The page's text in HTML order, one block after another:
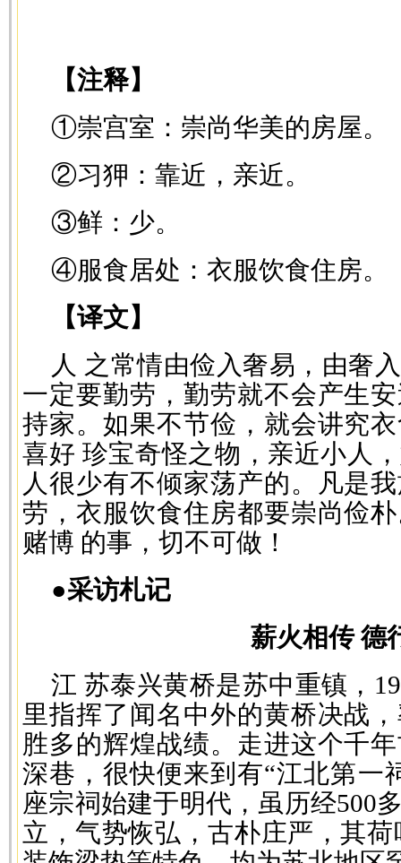
【注释】
①崇宫室：崇尚华美的房屋。
②习狎：靠近，亲近。
③鲜：少。
④服食居处：衣服饮食住房。
【译文】
人 之常情由俭入奢易，由奢
一定要勤劳，勤劳就不会产生
持家。如果不节俭，就会讲究
喜好 珍宝奇怪之物，亲近小人
人很少有不倾家荡产的。凡是
劳，衣服饮食住房都要崇尚俭
赌博 的事，切不可做！
●采访札记
薪火相传 德
江 苏泰兴黄桥是苏中重镇，
里指挥了闻名中外的黄桥决战
胜多的辉煌战绩。走进这个千
深巷，很快便来到有“江北第一
座宗祠始建于明代，虽历经500
立，气势恢弘，古朴庄严，其